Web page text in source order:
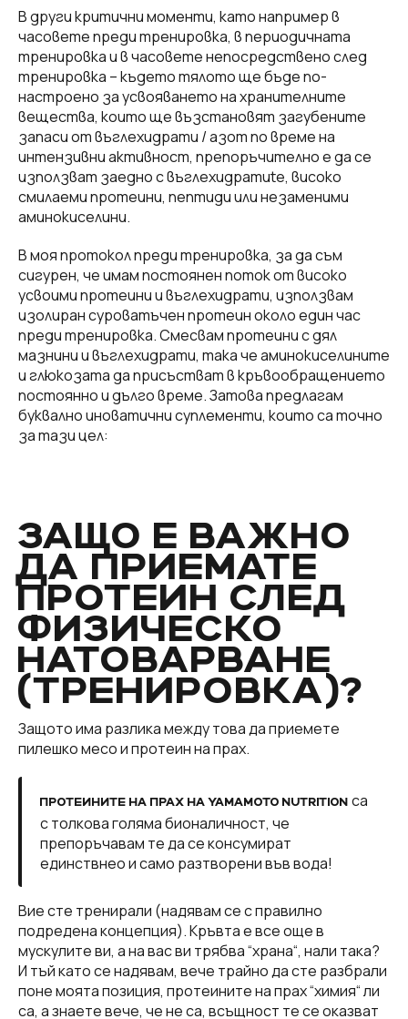
В други критични моменти, като например в
часовете преди тренировка, в периодичната
тренировка и в часовете непосредствено след
тренировка – където тялото ще бъде по-
настроено за усвояването на хранителните
вещества, които ще възстановят загубените
запаси от въглехидрати / азот по време на
интензивни активност, препоръчително е да се
използват заедно с въглехидратиte, високо
смилаеми протеини, пептиди или незаменими
аминокиселини.
В моя протокол преди тренировка, за да съм
сигурен, че имам постоянен поток от високо
усвоими протеини и въглехидрати, използвам
изолиран суроватъчен протеин около един час
преди тренировка. Смесвам протеини с дял
мазнини и въглехидрати, така че аминокиселините
и глюкозата да присъстват в кръвообращението
постоянно и дълго време. Затова предлагам
буквално иноватични суплементи, които са точно
за тази цел:
ЗАЩО Е ВАЖНО
ДА ПРИЕМАТЕ
ПРОТЕИН СЛЕД
ФИЗИЧЕСКО
НАТОВАРВАНЕ
(ТРЕНИРОВКА)?
Защото има разлика между това да приемете
пилешко месо и протеин на прах.
ПРОТЕИНИТЕ НА ПРАХ НА YAMAMOTO NUTRITION са
с толкова голяма бионаличност, че
препоръчавам те да се консумират
единствнео и само разтворени във вода!
Вие сте тренирали (надявам се с правилно
подредена концепция). Кръвта е все още в
мускулите ви, а на вас ви трябва “храна“, нали така?
И тъй като се надявам, вече трайно да сте разбрали
поне моята позиция, протеините на прах “химия“ ли
са, а знаете вече, че не са, всъщност те се оказват